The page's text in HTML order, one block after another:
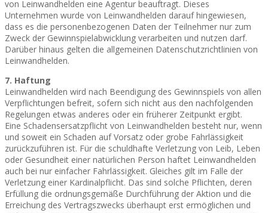
von Leinwandhelden eine Agentur beauftragt. Dieses
Unternehmen wurde von Leinwandhelden darauf hingewiesen,
dass es die personenbezogenen Daten der Teilnehmer nur zum
Zweck der Gewinnspielabwicklung verarbeiten und nutzen darf.
Darüber hinaus gelten die allgemeinen Datenschutzrichtlinien von
Leinwandhelden.
7. Haftung
Leinwandhelden wird nach Beendigung des Gewinnspiels von allen
Verpflichtungen befreit, sofern sich nicht aus den nachfolgenden
Regelungen etwas anderes oder ein früherer Zeitpunkt ergibt.
Eine Schadensersatzpflicht von Leinwandhelden besteht nur, wenn
und soweit ein Schaden auf Vorsatz oder grobe Fahrlässigkeit
zurückzuführen ist. Für die schuldhafte Verletzung von Leib, Leben
oder Gesundheit einer natürlichen Person haftet Leinwandhelden
auch bei nur einfacher Fahrlässigkeit. Gleiches gilt im Falle der
Verletzung einer Kardinalpflicht. Das sind solche Pflichten, deren
Erfüllung die ordnungsgemäße Durchführung der Aktion und die
Erreichung des Vertragszwecks überhaupt erst ermöglichen und